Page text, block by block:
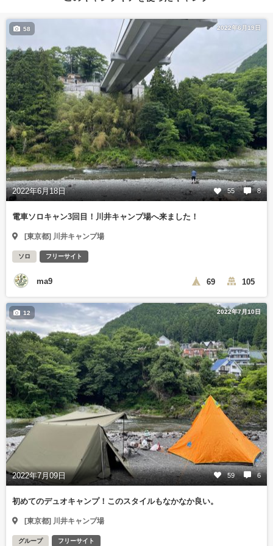
2022年6月19日
2022年6月18日 55 8
58
電車ソロキャン3回目！川井キャンプ場へ来ました！
[東京都] 川井キャンプ場
ソロ フリーサイト
ma9 69 105
2022年7月10日
2022年7月09日 59 6
12
初めてのデュオキャンプ！このスタイルもなかなか良い。
[東京都] 川井キャンプ場
グループ フリーサイト